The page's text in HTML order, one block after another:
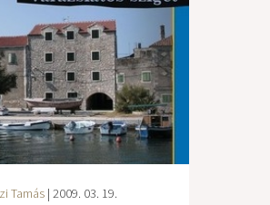
Tamás | 2009. 03. 19.